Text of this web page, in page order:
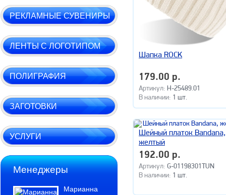
РЕКЛАМНЫЕ СУВЕНИРЫ
ЛЕНТЫ С ЛОГОТИПОМ
ПОЛИГРАФИЯ
ЗАГОТОВКИ
УСЛУГИ
Менеджеры
Марианна
Шапка ROCK
179.00 р.
Артикул: H-25489.01
В наличии: 1 шт.
Шейный платок Bandana,
желтый
192.00 р.
Артикул: G-01198301TUN
В наличии: 1 шт.